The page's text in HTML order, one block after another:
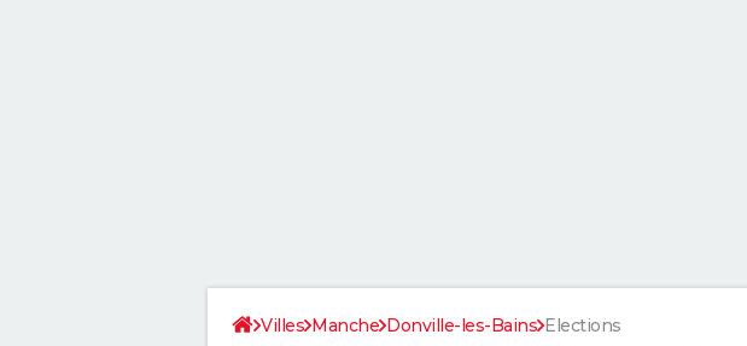
Villes Manche Donville-les-Bains Elections